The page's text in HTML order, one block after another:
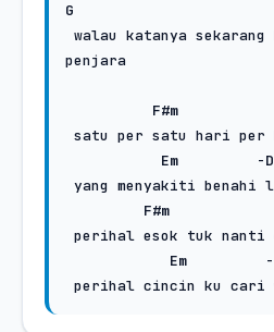
G
penjara
F#m
Em
         -
D
F#m
Em
         -